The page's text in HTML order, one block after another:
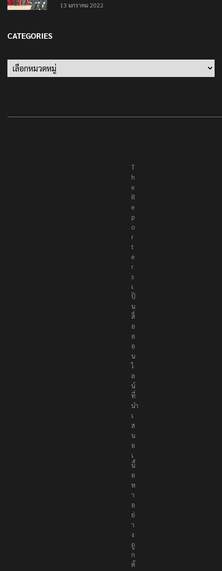
CATEGORIES
T
h
e
R
e
p
o
r
t
e
r
s
เ
ป็
น
สื่
อ
อ
อ
น
ไ
ล
น์
ที่
นำ
เ
ส
น
อ
เ
นื้
อ
ห
า
อ
ย่
า
ง
ถู